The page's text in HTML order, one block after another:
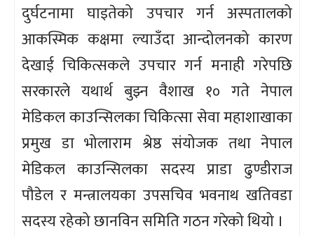
दुर्घटनामा घाइतेको उपचार गर्न अस्पतालको
आकस्मिक कक्षमा ल्याउँदा आन्दोलनको कारण
देखाई चिकित्सकले उपचार गर्न मनाही गरेपछि
सरकारले यथार्थ बुझ्न वैशाख १० गते नेपाल
मेडिकल काउन्सिलका चिकित्सा सेवा महाशाखाका
प्रमुख डा भोलाराम श्रेष्ठ संयोजक तथा नेपाल
मेडिकल काउन्सिलका सदस्य प्राडा ढुण्डीराज
पौडेल र मन्त्रालयका उपसचिव भवनाथ खतिवडा
सदस्य रहेको छानविन समिति गठन गरेको थियो ।